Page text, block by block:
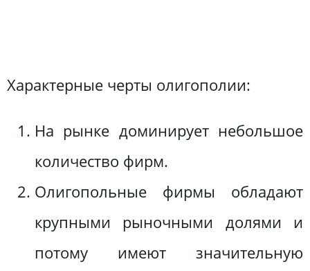
Характерные черты олигополии:
На рынке доминирует небольшое
количество фирм.
Олигопольные фирмы обладают
крупными рыночными долями и
потому имеют значительную